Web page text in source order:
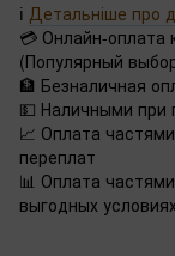
ℹ️ Детальніше про
💳 Онлайн-оплата
(Популярный
🏦 Безналичная
💵 Наличными при
📈 Оплата
переплат
📊 Оплата
выгодных